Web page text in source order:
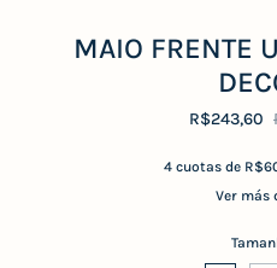
MAIO FRENTE
R$243,60
4 cuotas de
Ver más